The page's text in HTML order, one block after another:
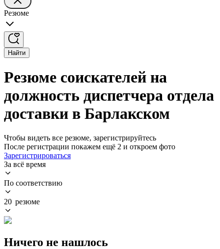
Резюме
Найти
Резюме соискателей на
должность диспетчера отдела
доставки в Барлакском
Чтобы видеть все резюме, зарегистрируйтесь
После регистрации покажем ещё 2 и откроем фото
Зарегистрироваться
За всё время
По соответствию
20 резюме
Ничего не нашлось